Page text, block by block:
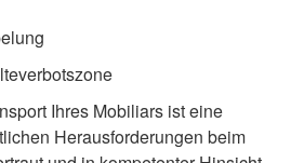
Ihres Mobiliars ist eine
Herausforderungen beim